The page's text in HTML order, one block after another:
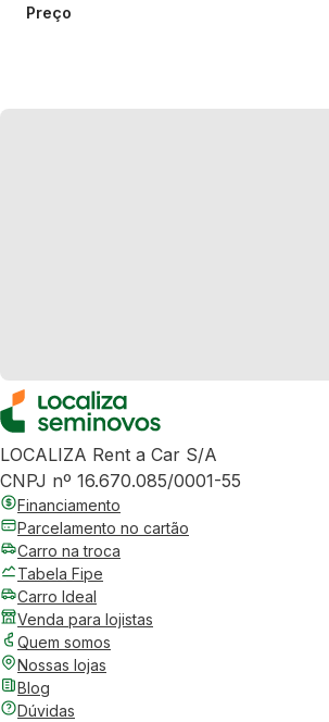
Preço
LOCALIZA Rent a Car S/A
CNPJ nº 16.670.085/0001-55
Financiamento
Parcelamento no cartão
Carro na troca
Tabela Fipe
Carro Ideal
Venda para lojistas
Quem somos
Nossas lojas
Blog
Dúvidas